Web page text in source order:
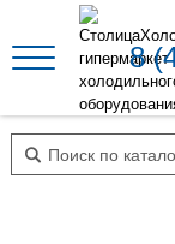
8
Поиск по каталогу